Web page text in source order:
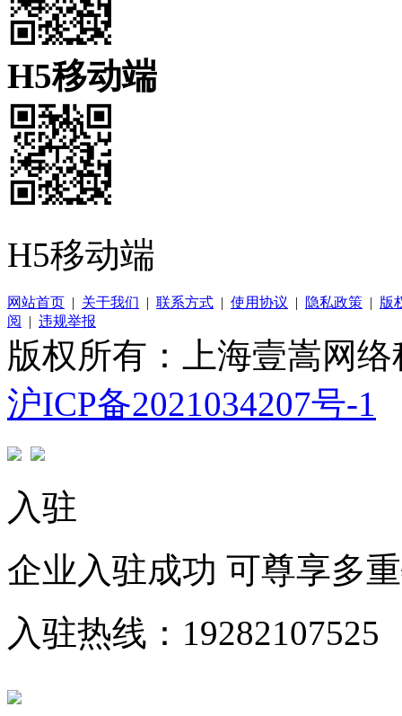
H5移动端
H5移动端
网站首页 | 关于我们 | 联系方式 | 使用协议 | 隐私政策 | 版
阅
| 违规举报
版权所有：上海壹嵩网
沪ICP备2021034207号-1
入驻
企业入驻成功 可尊享多
入驻热线：19282107525